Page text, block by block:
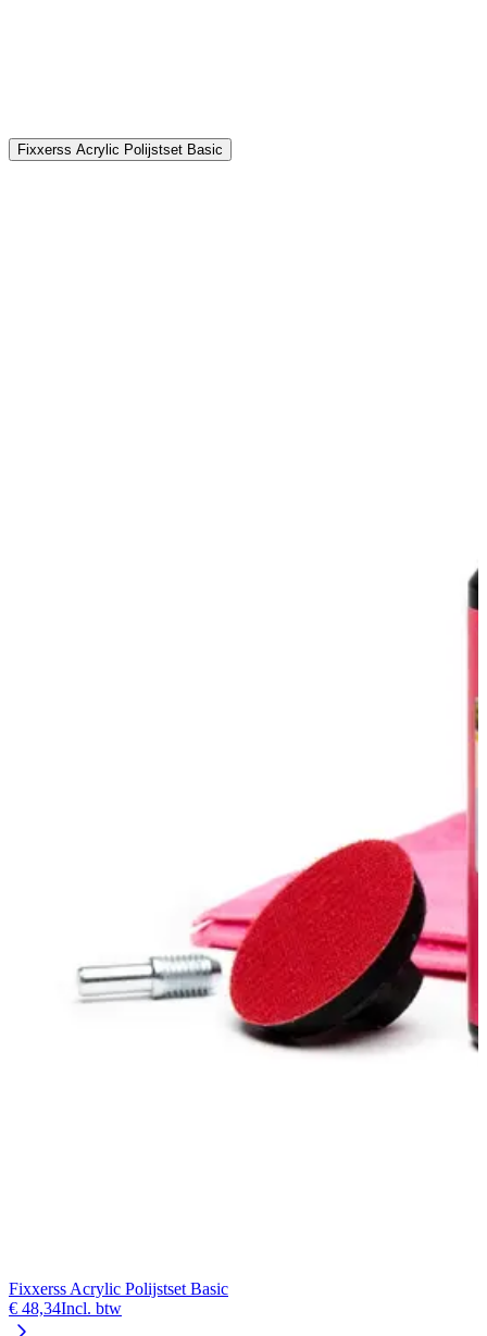
Fixxerss Acrylic Polijstset Basic
Fixxerss Acrylic Polijstset Basic
€ 48,34Incl. btw